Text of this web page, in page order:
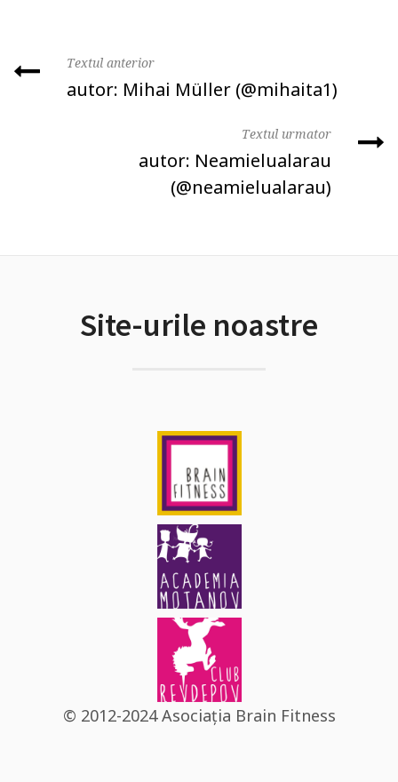
Textul anterior
autor: Mihai Müller (@mihaita1)
Textul urmator
autor: Neamielualarau
‏(@neamielualarau)
Site-urile noastre
© 2012-2024 Asociația Brain Fitness